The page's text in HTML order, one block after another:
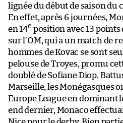
lignée du début de saison du
En effet, après 6 journées,
en 14e position avec 13 points
sur l’OM, qui a un match de
hommes de Kovac se sont
pelouse de Troyes, promu
doublé de Sofiane Diop.
Marseille, les Monégasques
Europe League en dominant
end dernier, Monaco